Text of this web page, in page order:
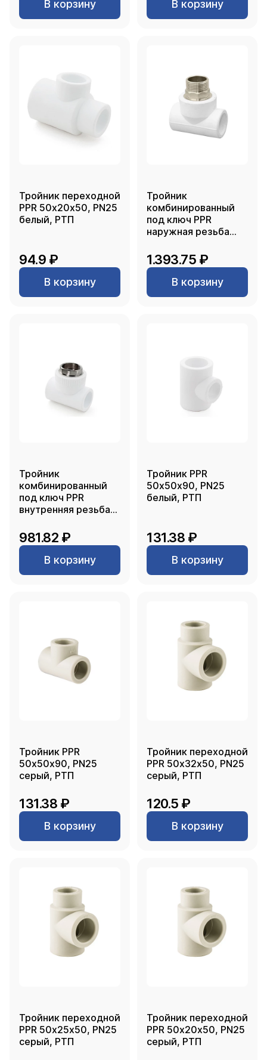
В корзину В корзину
Тройник переходной
PPR 50х20х50, PN25
белый, РТП
94.9 ₽
В корзину
Тройник
комбинированный
под ключ PPR
наружная резьба
1.393.75 ₽
В корзину
Тройник
комбинированный
под ключ PPR
внутренняя резьба
981.82 ₽
В корзину
Тройник PPR
50х50х90, PN25
белый, РТП
131.38 ₽
В корзину
Тройник PPR
50х50х90, PN25
серый, РТП
131.38 ₽
В корзину
Тройник переходной
PPR 50х32х50, PN25
серый, РТП
120.5 ₽
В корзину
Тройник переходной
PPR 50х25х50, PN25
серый, РТП
Тройник переходной
PPR 50х20х50, PN25
серый, РТП